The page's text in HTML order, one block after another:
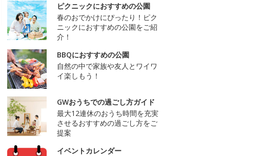
ピクニックにおすすめの公園
春のおでかけにぴったり！ピク
ニックにおすすめの公園をご紹
介！
BBQにおすすめの公園
自然の中で家族や友人とワイワ
イ楽しもう！
GWおうちでの過ごし方ガイド
最大12連休のおうち時間を充実
させるおすすめの過ごし方をご
提案
イベントカレンダー